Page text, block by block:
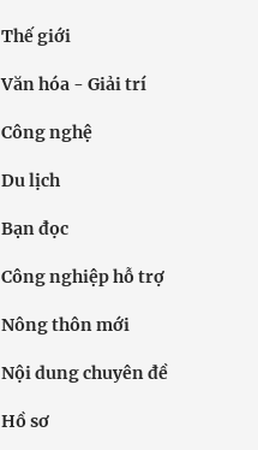
Thế giới
Văn hóa - Giải trí
Công nghệ
Du lịch
Bạn đọc
Công nghiệp hỗ trợ
Nông thôn mới
Nội dung chuyên đề
Hồ sơ